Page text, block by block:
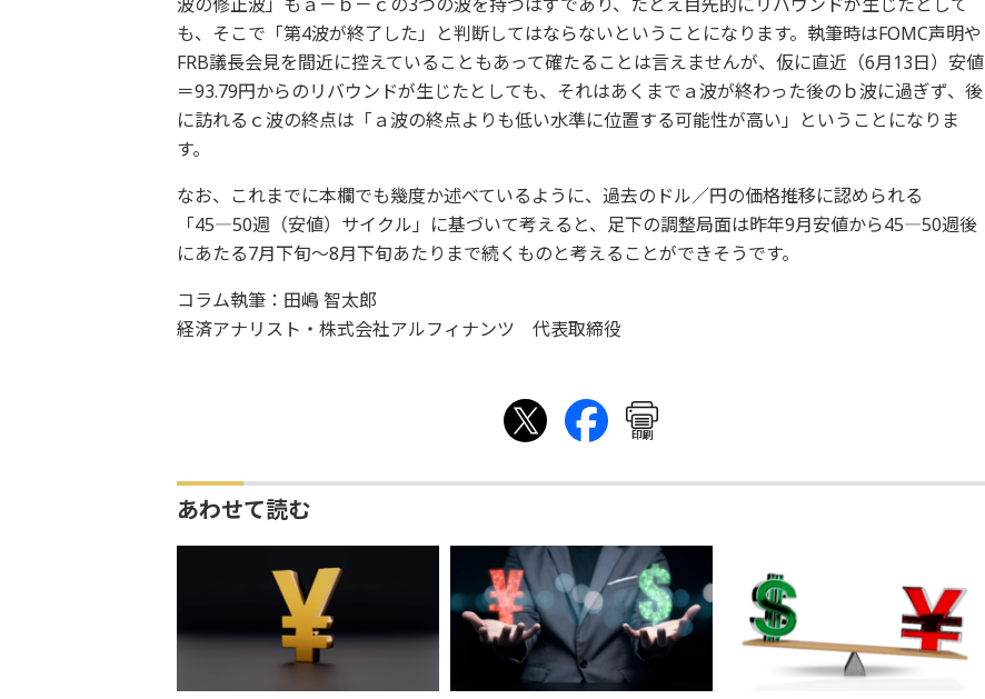
も、そこで「第4波が終了した」と判断してはならないということになります。執筆時はFOMC声明や
FRB議長会見を間近に控えていることもあって確たることは言えませんが、仮に直近（6月13日）安値
＝93.79円からのリバウンドが生じたとしても、それはあくまでａ波が終わった後のｂ波に過ぎず、後
に訪れるｃ波の終点は「ａ波の終点よりも低い水準に位置する可能性が高い」ということになりま
す。
なお、これまでに本欄でも幾度か述べているように、過去のドル／円の価格推移に認められる
「45―50週（安値）サイクル」に基づいて考えると、足下の調整局面は昨年9月安値から45―50週後
にあたる7月下旬～8月下旬あたりまで続くものと考えることができそうです。
コラム執筆：田嶋 智太郎
経済アナリスト・株式会社アルフィナンツ 代表取締役
印刷
あわせて読む